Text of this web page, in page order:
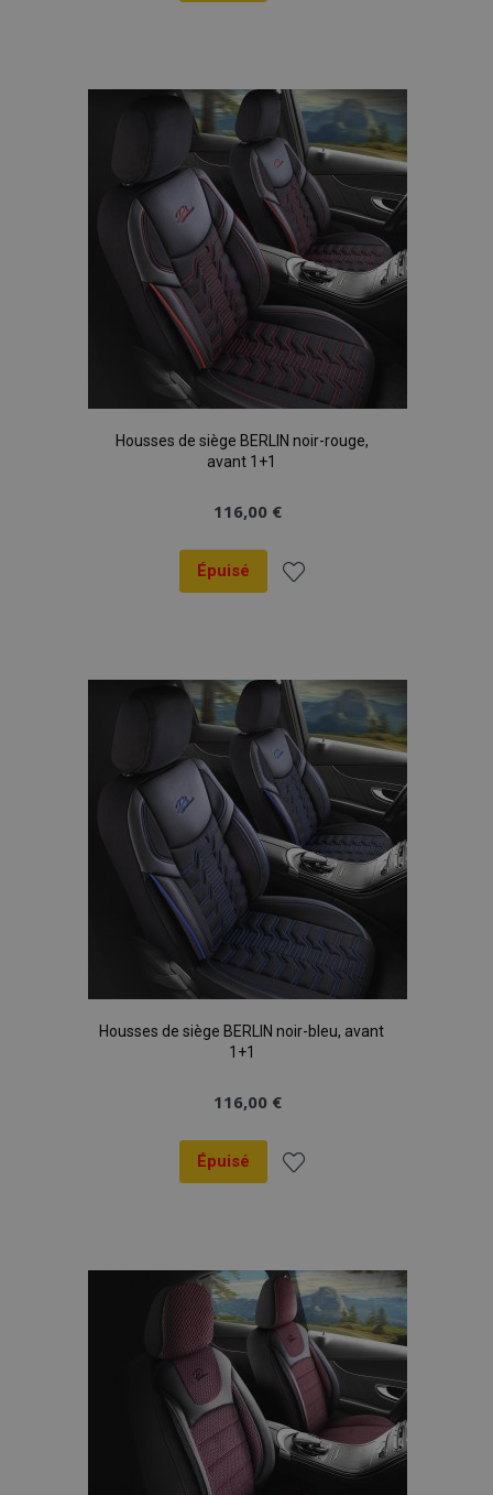
liste
d'achats
Housses de siège BERLIN noir-rouge,
avant 1+1
116,00 €
Épuisé
liste
d'achats
Housses de siège BERLIN noir-bleu, avant
1+1
116,00 €
Épuisé
liste
d'achats